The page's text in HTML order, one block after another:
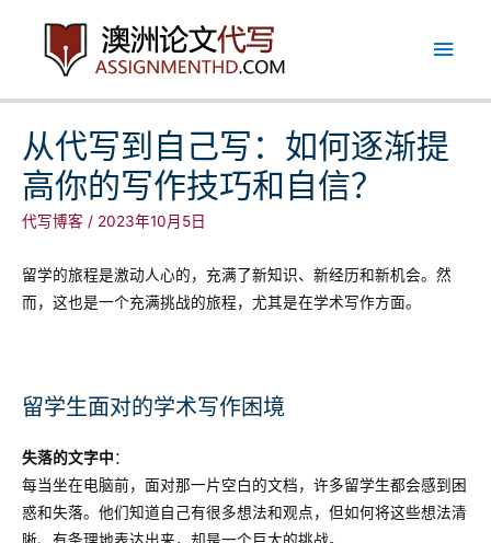
主
菜
单
从代写到自己写：如何逐渐提
高你的写作技巧和自信？
代写博客 / 2023年10月5日
留学的旅程是激动人心的，充满了新知识、新经历和新机会。然
而，这也是一个充满挑战的旅程，尤其是在学术写作方面。
留学生面对的学术写作困境
失落的文字中：
每当坐在电脑前，面对那一片空白的文档，许多留学生都会感到困
惑和失落。他们知道自己有很多想法和观点，但如何将这些想法清